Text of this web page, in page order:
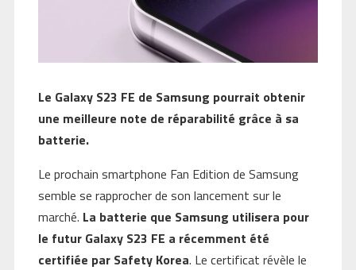
Le Galaxy S23 FE de Samsung pourrait obtenir
une meilleure note de réparabilité grâce à sa
batterie.
Le prochain smartphone Fan Edition de Samsung
semble se rapprocher de son lancement sur le
marché. La batterie que Samsung utilisera pour
le futur Galaxy S23 FE a récemment été
certifiée par Safety Korea. Le certificat révèle le